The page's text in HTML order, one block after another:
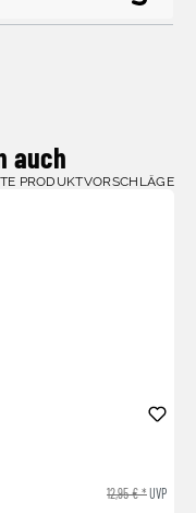
auch
PRODUKTVORSCHLÄGE
12,95 € *UVP